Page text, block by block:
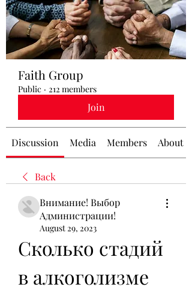
Faith Group
Public · 212 members
Join
Discussion Media Members About
Back
Внимание! Выбор
Администрации!
August 29, 2023
Сколько стадий
в алкоголизме